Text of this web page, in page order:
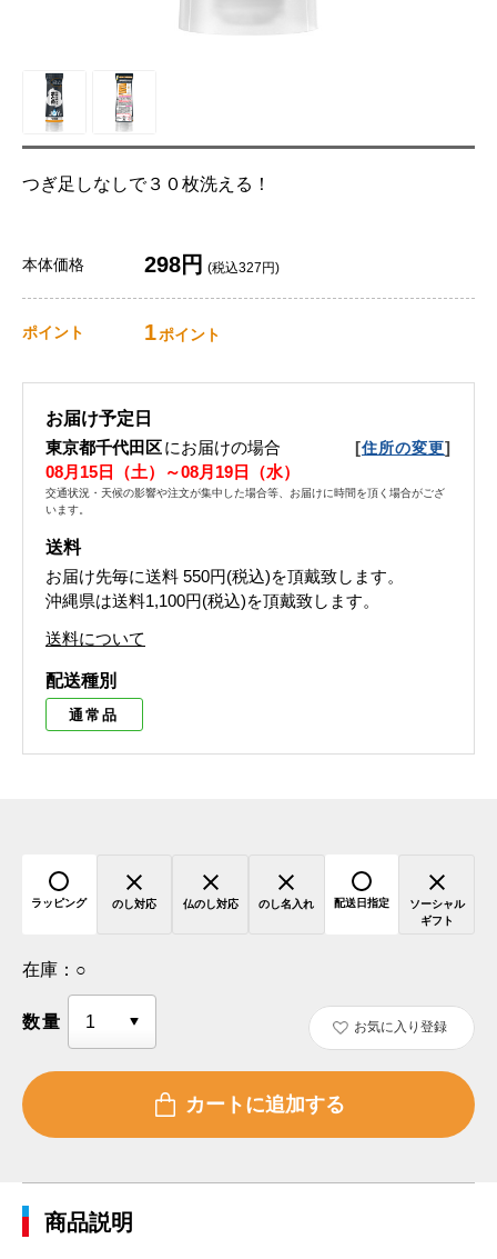
つぎ足しなしで３０枚洗える！
本体価格 298円 (税込327円)
ポイント 1ポイント
お届け予定日
東京都千代田区にお届けの場合 [住所の変更]
08月15日（土）～08月19日（水）
交通状況・天候の影響や注文が集中した場合等、お届けに時間を頂く場合がござ
います。
送料
お届け先毎に送料 550円(税込)を頂戴致します。
沖縄県は送料1,100円(税込)を頂戴致します。
送料について
配送種別
通常品
ラッピング のし対応 仏のし対応 のし名入れ 配送日指定
ソーシャル
ギフト
在庫： ○
数量 お気に入り登録
商品説明